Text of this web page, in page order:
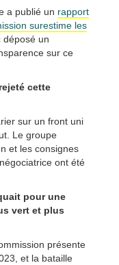
a publié un rapport
surestime les
déposé un
sur ce
cette
sur un front uni
Le groupe
et les consignes
ont été
pour une
vert et plus
présente
et la bataille